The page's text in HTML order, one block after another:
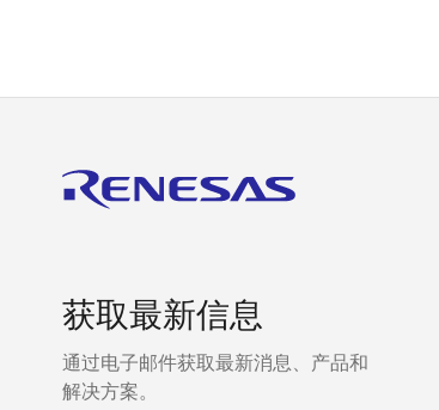
获取最新信息
通过电子邮件获取最新消息、产品和
解决方案。